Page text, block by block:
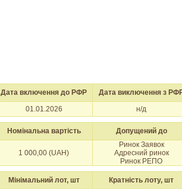
Дата включення до РФР
Дата виключення з
01.01.2026 н/д
Номінальна вартість Допущений до
1 000,00 (UAH)
Ринок Заявок
Адресний ринок
Ринок РЕПО
Мінімальний лот, шт
Кратність лоту, шт